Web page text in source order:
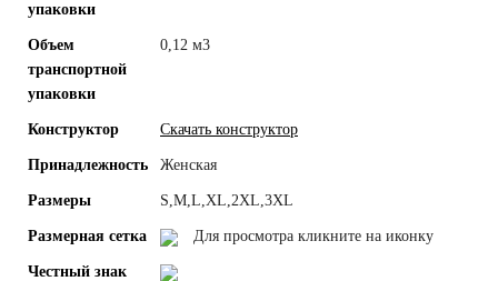
упаковки
Объем
транспортной
упаковки
0,12 м3
Конструктор Скачать конструктор
Принадлежность Женская
Размеры S,M,L,XL,2XL,3XL
Размерная сетка Для просмотра кликните на иконку
Честный знак